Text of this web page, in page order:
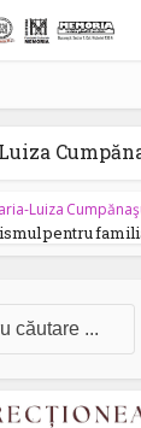
Luiza
pentru